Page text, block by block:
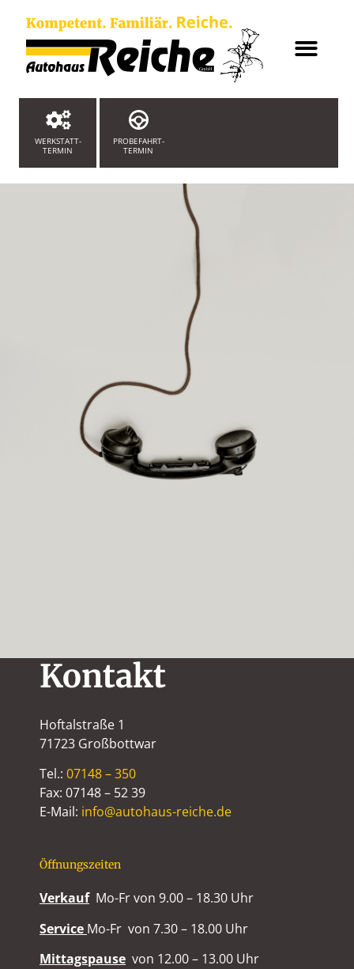
WERKSTATT-
TERMIN
PROBEFAHRT-
TERMIN
Kontakt
Hoftalstraße 1
71723 Großbottwar
Tel.: 07148 – 350
Fax: 07148 – 52 39
E-Mail: info@autohaus-reiche.de
Öffnungszeiten
Verkauf Mo-Fr von 9.00 – 18.30 Uhr
Service Mo-Fr von 7.30 – 18.00 Uhr
Mittagspause von 12.00 – 13.00 Uhr